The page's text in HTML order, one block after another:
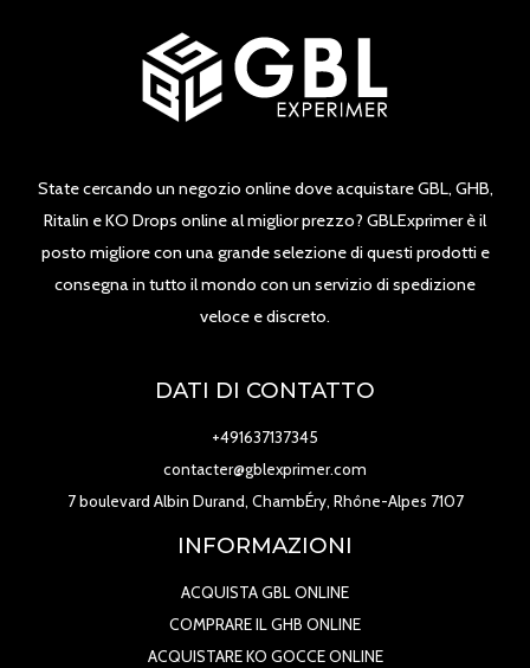
State cercando un negozio online dove acquistare GBL, GHB,
Ritalin e KO Drops online al miglior prezzo? GBLExprimer è il
posto migliore con una grande selezione di questi prodotti e
consegna in tutto il mondo con un servizio di spedizione
veloce e discreto.
DATI DI CONTATTO
+491637137345
contacter@gblexprimer.com
7 boulevard Albin Durand, ChambÉry, Rhône-Alpes 7107
INFORMAZIONI
ACQUISTA GBL ONLINE
COMPRARE IL GHB ONLINE
ACQUISTARE KO GOCCE ONLINE